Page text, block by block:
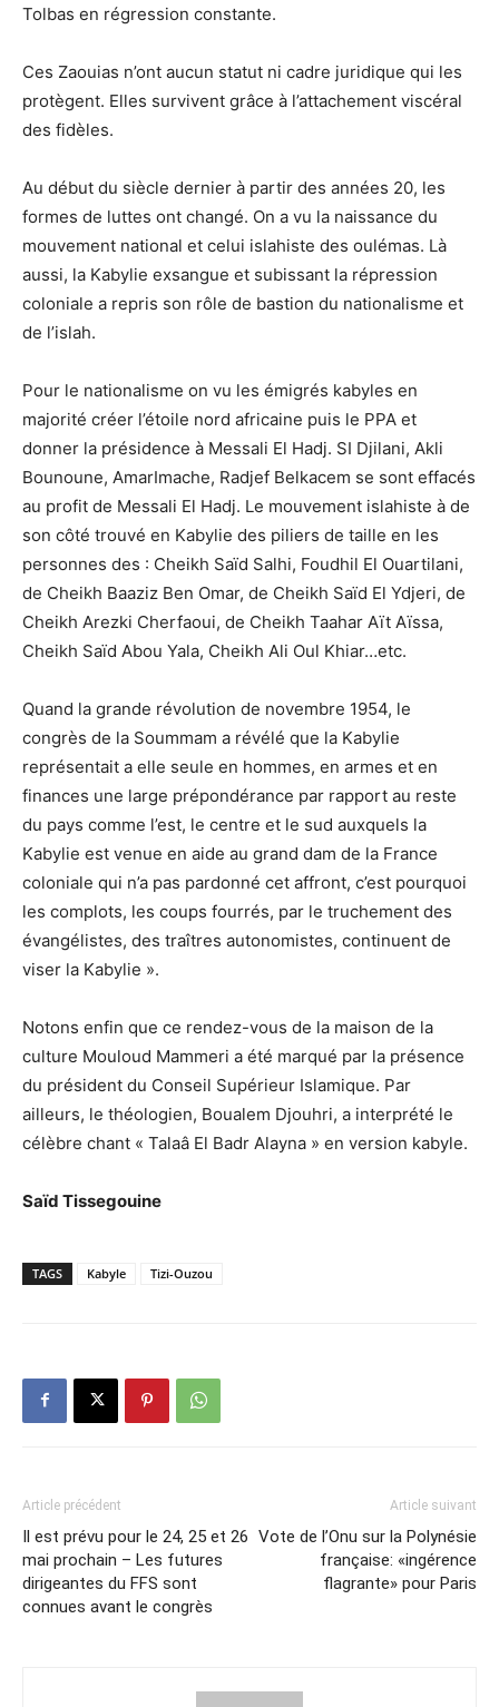
Tolbas en régression constante.
Ces Zaouias n’ont aucun statut ni cadre juridique qui les
protègent. Elles survivent grâce à l’attachement viscéral
des fidèles.
Au début du siècle dernier à partir des années 20, les
formes de luttes ont changé. On a vu la naissance du
mouvement national et celui islahiste des oulémas. Là
aussi, la Kabylie exsangue et subissant la répression
coloniale a repris son rôle de bastion du nationalisme et
de l’islah.
Pour le nationalisme on vu les émigrés kabyles en
majorité créer l’étoile nord africaine puis le PPA et
donner la présidence à Messali El Hadj. SI Djilani, Akli
Bounoune, AmarImache, Radjef Belkacem se sont effacés
au profit de Messali El Hadj. Le mouvement islahiste à de
son côté trouvé en Kabylie des piliers de taille en les
personnes des : Cheikh Saïd Salhi, Foudhil El Ouartilani,
de Cheikh Baaziz Ben Omar, de Cheikh Saïd El Ydjeri, de
Cheikh Arezki Cherfaoui, de Cheikh Taahar Aït Aïssa,
Cheikh Saïd Abou Yala, Cheikh Ali Oul Khiar…etc.
Quand la grande révolution de novembre 1954, le
congrès de la Soummam a révélé que la Kabylie
représentait a elle seule en hommes, en armes et en
finances une large prépondérance par rapport au reste
du pays comme l’est, le centre et le sud auxquels la
Kabylie est venue en aide au grand dam de la France
coloniale qui n’a pas pardonné cet affront, c’est pourquoi
les complots, les coups fourrés, par le truchement des
évangélistes, des traîtres autonomistes, continuent de
viser la Kabylie ».
Notons enfin que ce rendez-vous de la maison de la
culture Mouloud Mammeri a été marqué par la présence
du président du Conseil Supérieur Islamique. Par
ailleurs, le théologien, Boualem Djouhri, a interprété le
célèbre chant « Talaâ El Badr Alayna » en version kabyle.
Saïd Tissegouine
TAGS Kabyle Tizi-Ouzou
Article précédent
Il est prévu pour le 24, 25 et 26
mai prochain – Les futures
dirigeantes du FFS sont
connues avant le congrès
Article suivant
Vote de l’Onu sur la Polynésie
française: «ingérence
flagrante» pour Paris